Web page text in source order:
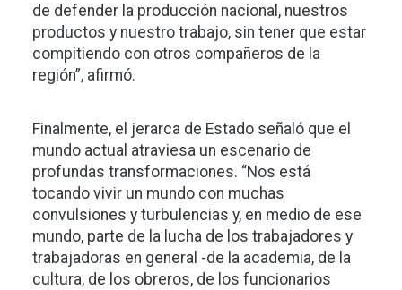
de defender la producción nacional, nuestros
productos y nuestro trabajo, sin tener que estar
compitiendo con otros compañeros de la
región”, afirmó.
Finalmente, el jerarca de Estado señaló que el
mundo actual atraviesa un escenario de
profundas transformaciones. “Nos está
tocando vivir un mundo con muchas
convulsiones y turbulencias y, en medio de ese
mundo, parte de la lucha de los trabajadores y
trabajadoras en general -de la academia, de la
cultura, de los obreros, de los funcionarios